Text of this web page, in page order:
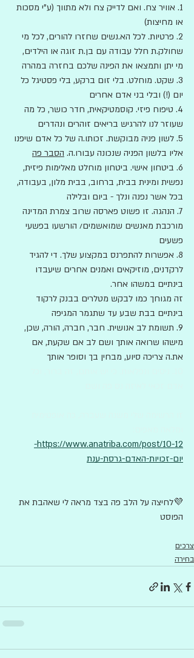
1. אוויר צח. ואם לדייק צח ולא מתווך (ע"י מסכות
או מחיצות)
2. פרטיות. לכל הא.נשים שחזרו להורים, לכל מי
שחולק.ת חלל עבודה עם בן.ת זוגה או הילדים,
מי יתן ותמצאו את הפינה שלכם בחזרה במהרה
3. שקט. מוחלט. בלי זום ברקע, בלי פסטיגל כל
יום (!) ובלי בני אדם אחרים
4. טיפוח פיזי. קוסמטיקאית, חדר כושר, כל מה
שעוזר לנו להרגיש בריאים זוהרים ונהדרים
5. לשון פניה מבוקשת. זכותו.ה של כל אדם שיפנו
אליו בלשון הפניה שנכונה עבורו.ה. הסבר פה
6. ביטחון אישי. ביטחון מוחלט מאלימות פיזית,
נפשית ומינית בבית, ברחוב, בבית מלון, בעבודה,
בכל אשר נפנה ונלך - ביום ובלילה
7. הנהגה. זו פשוט פארסה שרוב צמרת המדינה
מורכבת מאנשים שמואשמים/ הורשעו בפשעי
פשעים
8. אפשרות להתפרנס במקצוע שלך. די להגיד
לרקדנים, מוזיקאים ואמנים אחרים שיעבדו
בינתיים במשהו אחר.
זה מגוחך כמו לבקש מטלרים בבנק לרקוד
בינתיים בבת שבע עד שתגמר המגיפה
9. תשומת לב אנושית. חבר, חברה, הורה, שכן,
מישהו שרואה אותך ושם לב אם שקעת, אם
את.ה צריכה סיוע, מבחין בך וסופר אותך
https://www.anatriba.com/post/10-12-
יום-זכויות-האדם-גרסת-ענת
💜לחיצה על הלב פה בצד מראה לי שאהבת את
הפוסט
צרכים
בחירה